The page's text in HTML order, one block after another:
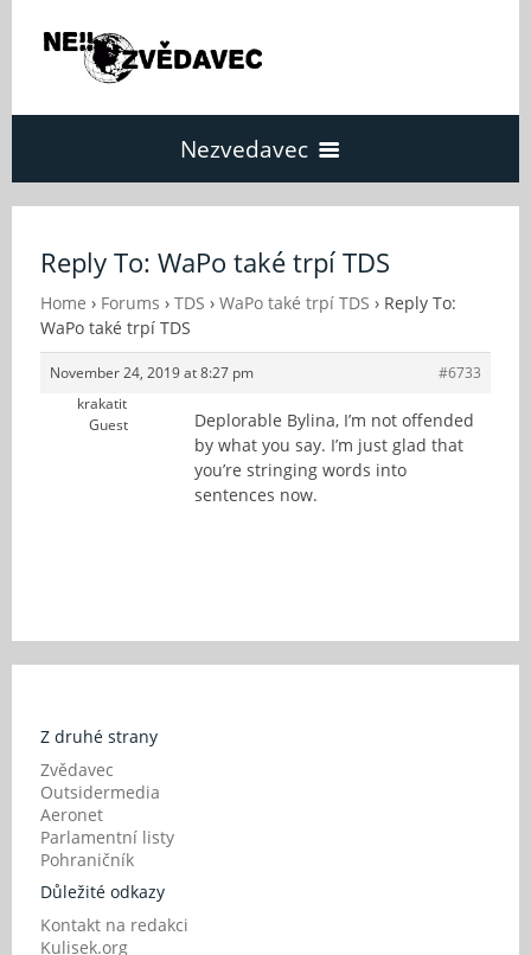
Nezvedavec
Fórum
O Nezvědavci
Kontakt
Reply To: WaPo také trpí TDS
Home › Forums › TDS › WaPo také trpí TDS › Reply To:
WaPo také trpí TDS
November 24, 2019 at 8:27 pm
#6733
krakatit
Guest
Deplorable Bylina, I’m not offended
by what you say. I’m just glad that
you’re stringing words into
sentences now.
Z druhé strany
Zvědavec
Outsidermedia
Aeronet
Parlamentní listy
Pohraničník
Důležité odkazy
Kontakt na redakci
Kulisek.org